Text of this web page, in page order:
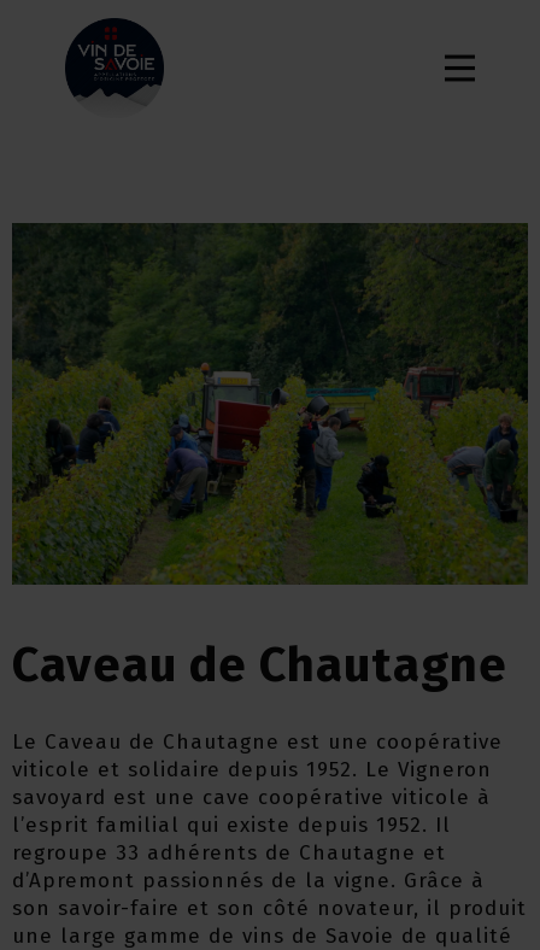
Caveau de Chautagne
Le Caveau de Chautagne est une coopérative
viticole et solidaire depuis 1952. Le Vigneron
savoyard est une cave coopérative viticole à
l’esprit familial qui existe depuis 1952. Il
regroupe 33 adhérents de Chautagne et
d’Apremont passionnés de la vigne. Grâce à
son savoir-faire et son côté novateur, il produit
une large gamme de vins de Savoie de qualité